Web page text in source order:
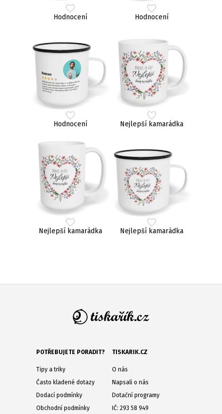
Hodnocení Hodnocení
Hodnocení Nejlepší kamarádka
Nejlepší kamarádka Nejlepší kamarádka
POTŘEBUJETE PORADIT?
Tipy a triky
Často kladené dotazy
Dodací podmínky
Obchodní podmínky
TISKARIK.CZ
O nás
Napsali o nás
Dotační programy
IČ: 293 58 949